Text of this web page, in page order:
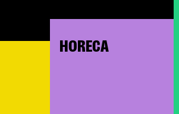
HORECA